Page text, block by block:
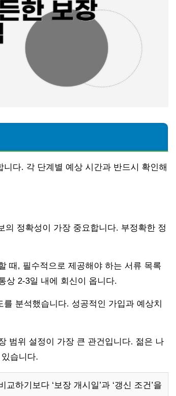
다. 각 단계별 예상 시간과 반드시 확인해
의 정확성이 가장 중요합니다. 부정확한 정
때, 필수적으로 제공해야 하는 서류 목록
상 2-3일 내에 회신이 옵니다.
분석했습니다. 성공적인 가입과 예상치
범위 설정이 가장 큰 관건입니다. 젊은 나
습니다.
하기보다 ‘보장 개시일’과 ‘갱신 조건’을